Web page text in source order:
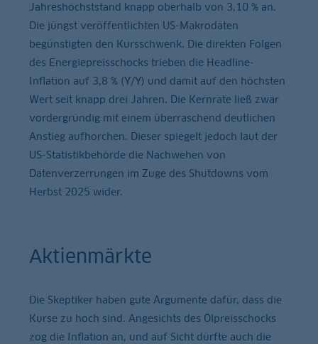
Jahreshöchststand knapp oberhalb von 3,10 % an.
Die jüngst veröffentlichten US-Makrodaten
begünstigten den Kursschwenk. Die direkten Folgen
des Energiepreisschocks trieben die Headline-
Inflation auf 3,8 % (Y/Y) und damit auf den höchsten
Wert seit knapp drei Jahren. Die Kernrate ließ zwar
vordergründig mit einem überraschend deutlichen
Anstieg aufhorchen. Dieser spiegelt jedoch laut der
US-Statistikbehörde die Nachwehen von
Datenverzerrungen im Zuge des Shutdowns vom
Herbst 2025 wider.
Aktienmärkte
Die Skeptiker haben gute Argumente dafür, dass die
Kurse zu hoch sind. Angesichts des Ölpreisschocks
zog die Inflation an, und auf Sicht dürfte auch die